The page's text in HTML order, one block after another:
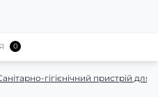
гігієнічний пристрій для
0